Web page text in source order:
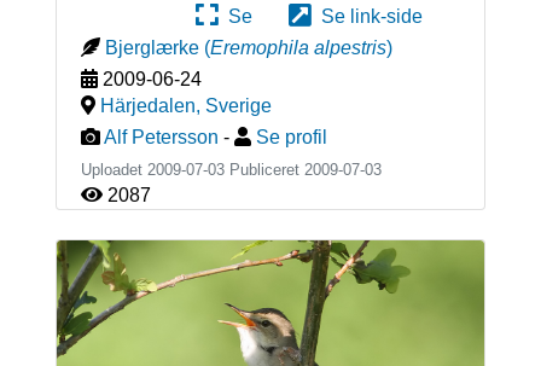
Se
Se link-side
Bjerglærke (Eremophila alpestris)
2009-06-24
Härjedalen, Sverige
Alf Petersson - Se profil
Uploadet 2009-07-03 Publiceret 2009-07-03
2087